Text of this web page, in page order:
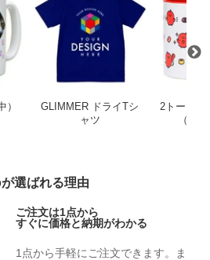
）
GLIMMER ドライTシ
ャツ
2トーンマ
（レ
選ばれる理由
ご注文は1点から
すぐに価格と納期がわかる
1点から手軽にご注文できます。ま